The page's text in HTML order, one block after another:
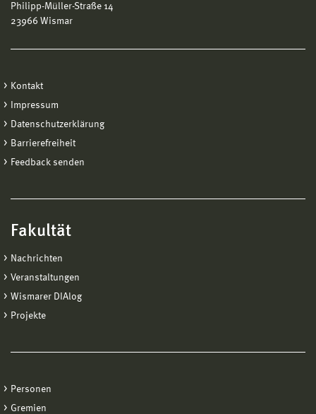
Philipp-Müller-Straße 14
23966 Wismar
Kontakt
Impressum
Datenschutzerklärung
Barrierefreiheit
Feedback senden
Fakultät
Nachrichten
Veranstaltungen
Wismarer DIAlog
Projekte
Personen
Gremien